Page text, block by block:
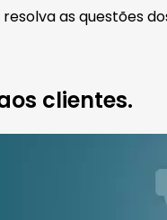
as questões
clientes.